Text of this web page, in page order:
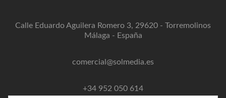
Calle Eduardo Aguilera Romero 3, 29620 - Torremolinos
Málaga - España
comercial@solmedia.es
+34 952 050 614